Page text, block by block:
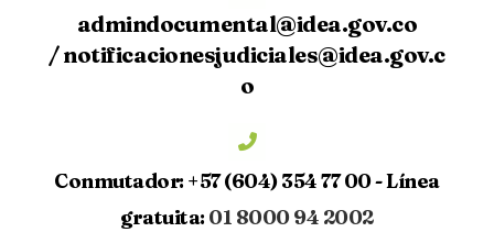
admindocumental@idea.gov.co
/notificacionesjudiciales@idea.gov.c
o
Conmutador: +57 (604) 354 77 00 -Línea
gratuita: 01 8000 94 2002